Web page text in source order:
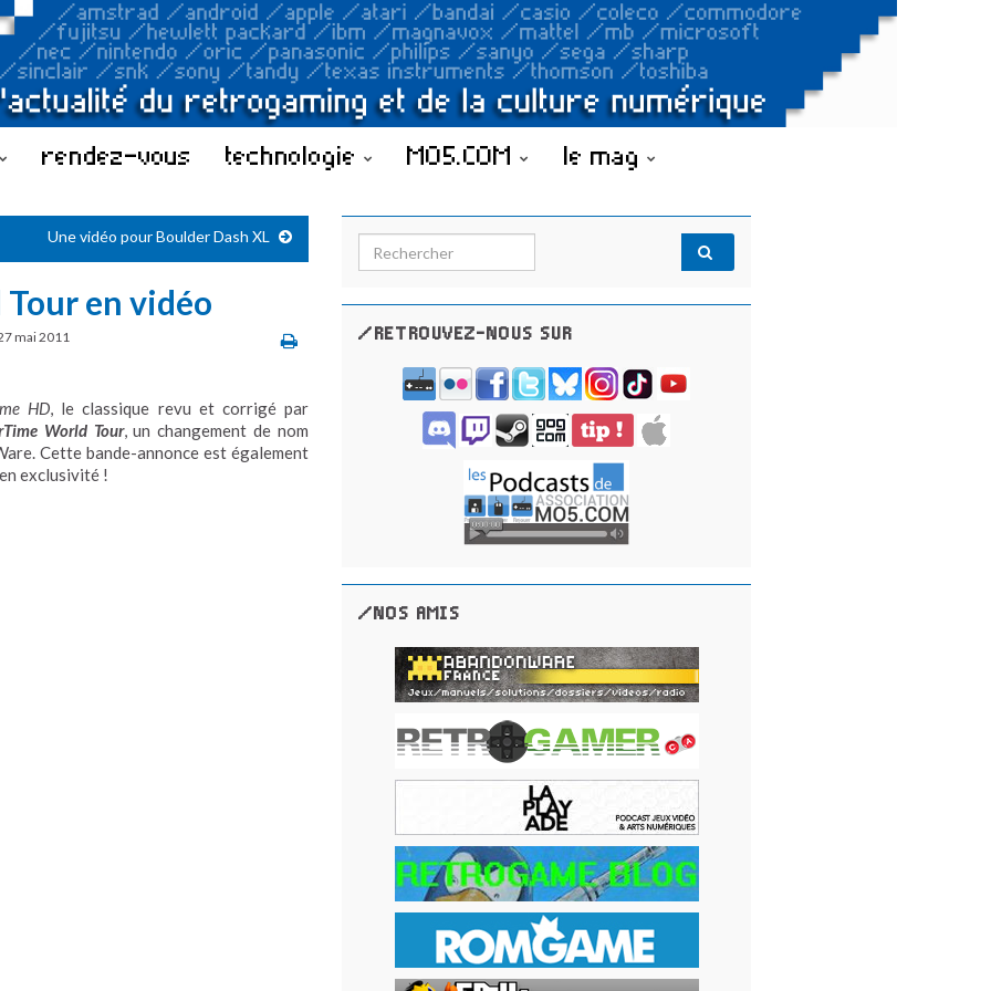
rendez-vous technologie MO5.COM le mag
Une vidéo pour Boulder Dash XL
en vidéo
mai 2011
HD, le classique revu et corrigé par
World Tour, un changement de nom
Cette bande-annonce est également
exclusivité !
Search for:
/RETROUVEZ-NOUS SUR
/NOS AMIS